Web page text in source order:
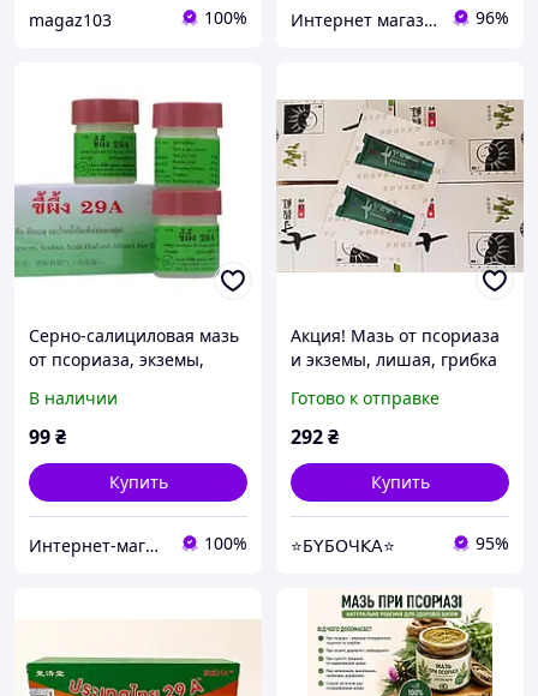
magaz103 100% Интернет магазин ФЕЕРИЯ 96%
Серно-салициловая мазь
от псориаза, экземы,
дерматитов 7,5 г
В наличии
99₴
Купить
Интернет-магазин SPA PRODUCTS+ 100%
Акция! Мазь от псориаза
и экземы, лишая, грибка
кожных болезней Цикун
Баксиан (Qicun Baxian)
Готово к отправке
292₴
Купить
⭐Б𝖸Б𝖮Ч𝖪𝖠⭐ 95%